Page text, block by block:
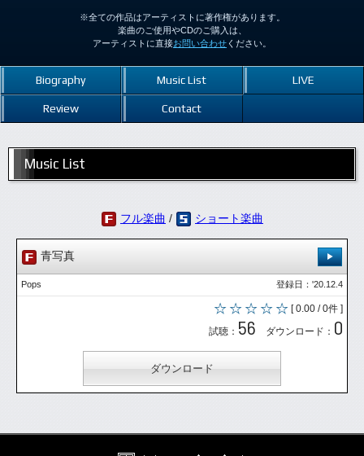
※全ての作品はアーティストに著作権があります。
楽曲のご使用やCDのご購入は、
アーティストに直接お問い合わせ ください。
Biography Music List LIVE
Review Contact
Music List
フル楽曲 / ショート楽曲
青写真
登録日：'20.12.4
Pops
[ 0.00 / 0件 ]
試聴： 56 ダウンロード： 0
ダウンロード